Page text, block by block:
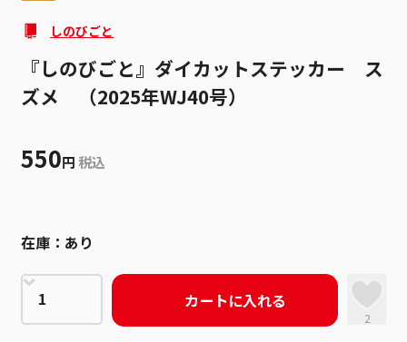
しのびごと
『しのびごと』ダイカットステッカー ス
ズメ （2025年WJ40号）
550円 税込
在庫： あり
カートに入れる
2